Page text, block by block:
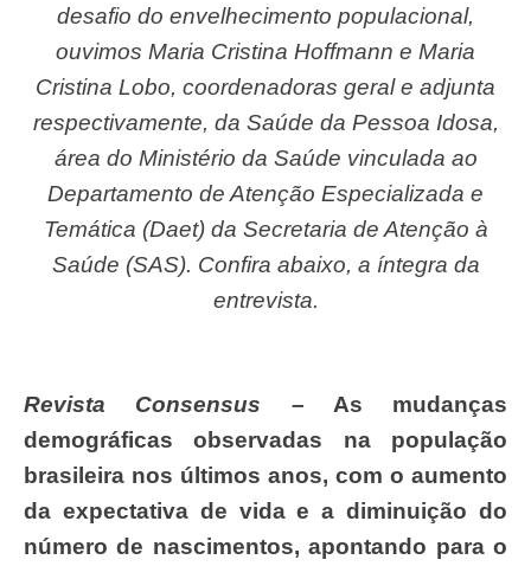
desafio do envelhecimento populacional,
ouvimos Maria Cristina Hoffmann e Maria
Cristina Lobo, coordenadoras geral e adjunta
respectivamente, da Saúde da Pessoa Idosa,
área do Ministério da Saúde vinculada ao
Departamento de Atenção Especializada e
Temática (Daet) da Secretaria de Atenção à
Saúde (SAS). Confira abaixo, a íntegra da
entrevista.
Revista Consensus – As mudanças
demográficas observadas na população
brasileira nos últimos anos, com o aumento
da expectativa de vida e a diminuição do
número de nascimentos, apontando para o